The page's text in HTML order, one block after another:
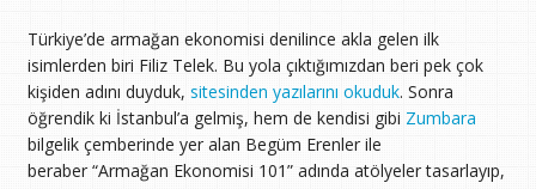
Türkiye’de armağan ekonomisi denilince akla gelen ilk
isimlerden biri Filiz Telek. Bu yola çıktığımızdan beri pek çok
kişiden adını duyduk, sitesinden yazılarını okuduk. Sonra
öğrendik ki İstanbul’a gelmiş, hem de kendisi gibi Zumbara
bilgelik çemberinde yer alan Begüm Erenler ile
beraber “Armağan Ekonomisi 101” adında atölyeler tasarlayıp,